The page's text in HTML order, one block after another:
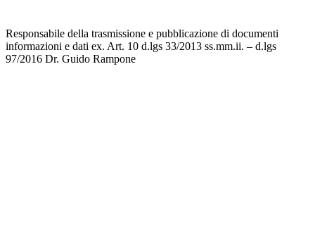
Responsabile della trasmissione e pubblicazione di documenti
informazioni e dati ex. Art. 10 d.lgs 33/2013 ss.mm.ii. – d.lgs
97/2016 Dr. Guido Rampone